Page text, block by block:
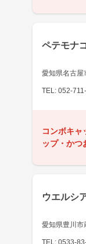
ペテモナ
愛知県名古屋
TEL: 052-
コンボキャ
ップ・かつ
ウエルシ
愛知県豊川市
TEL: 0533-